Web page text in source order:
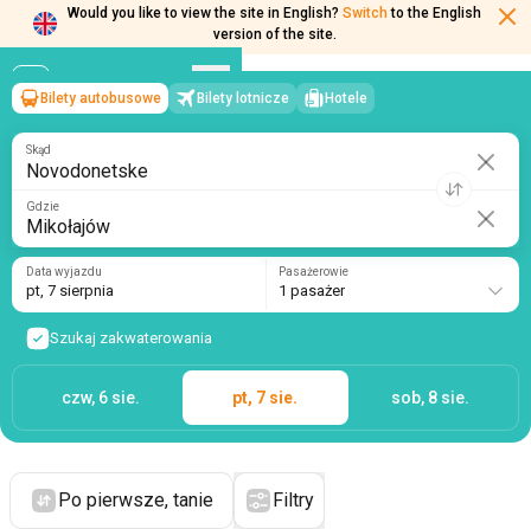
Would you like to view the site in English? Switch to the English
version of the site.
Novodonetske→ Mikołajów
pt, 7 sierpnia/1 pasażer
Bilety autobusowe Bilety lotnicze Hotele
Skąd
Gdzie
Data wyjazdu
pt, 7 sierpnia
Pasażerowie
1 pasażer
Szukaj zakwaterowania
czw, 6 sie. pt, 7 sie. sob, 8 sie.
Po pierwsze, tanie Filtry